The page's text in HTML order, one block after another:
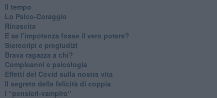
​Il tempo
​Lo Psico-Coraggio
Rinascita
​E se l’impotenza fosse il vero potere?
Stereotipi e pregiudizi
​Brava ragazza a chi?
​Compleanni e psicologia
Effetti del Covid sulla nostra vita
Il segreto della felicità di coppia
​I “pensieri-vampiro”